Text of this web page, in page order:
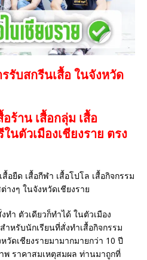
รับสกรีนเสื้อ ในจังหวัด
ร้าน เสื้อกลุ่ม เสื้อ
ในตัวเมืองเชียงราย ตรง
อยืด เสื้อกีฬา เสื้อโปโล เสื้อกิจกรรม
างๆ ในจังหวัดเชียงราย
ำ ตัวเดียวก็ทำได้ ในตัวเมือง
ำหรับนักเรียนที่สั่งทำเสื้อกิจกรรม
วัดเชียงรายมามากมายกว่า 10 ปี
ราคาสมเหตุสมผล ท่านมาถูกที่